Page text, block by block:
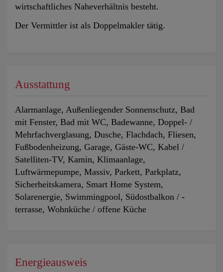
wirtschaftliches Naheverhältnis besteht.
Der Vermittler ist als Doppelmakler tätig.
Ausstattung
Alarmanlage Außenliegender Sonnenschutz Bad
mit Fenster Bad mit WC Badewanne Doppel- /
Mehrfachverglasung Dusche Flachdach Fliesen
Fußbodenheizung Garage Gäste-WC Kabel /
Satelliten-TV Kamin Klimaanlage
Luftwärmepumpe Massiv Parkett Parkplatz
Sicherheitskamera Smart Home System
Solarenergie Swimmingpool Südostbalkon / -
terrasse Wohnküche / offene Küche
Energieausweis